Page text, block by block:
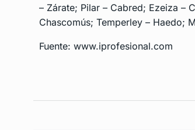
– Zárate; Pilar – Cabred; Ezeiza –
Chascomús; Temperley – Haedo;
Fuente: www.iprofesional.com